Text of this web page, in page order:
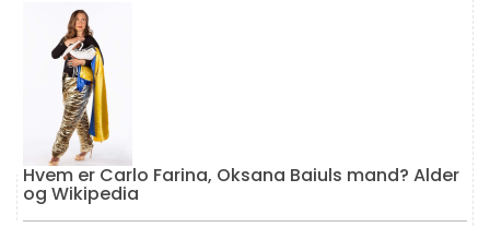
Hvem er Carlo Farina, Oksana Baiuls mand? Alder
og Wikipedia